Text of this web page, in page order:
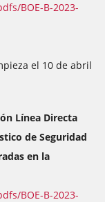
BOE-B-2023-
el 10 de abril
Línea Directa
de Seguridad
en la
BOE-B-2023-